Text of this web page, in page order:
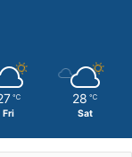
℃
Fri
28 ℃
Sat